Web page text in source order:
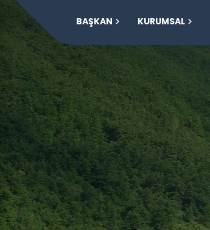
BAŞKAN KURUMSAL